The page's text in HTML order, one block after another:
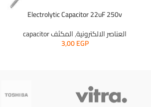
Electrolytic Capacitor 22uF 250v
العناصر الالكترونية,المكثف capacitor
3,00EGP